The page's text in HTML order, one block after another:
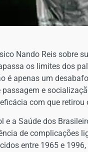
Nando Reis sobre
os limites dos
é apenas um
e
com que
e a Saúde dos
de complicações
entre 1965 e